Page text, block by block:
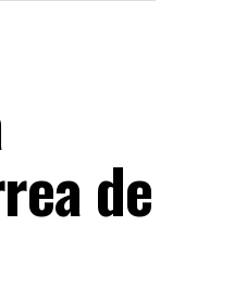
de